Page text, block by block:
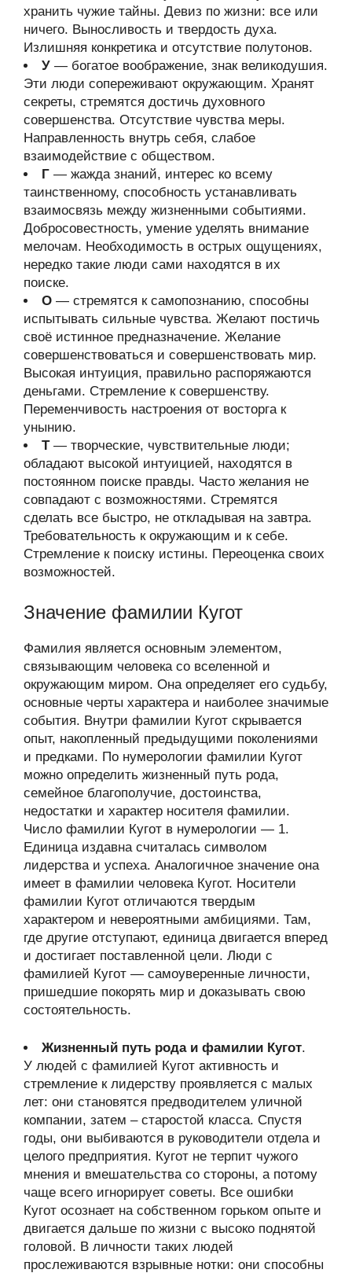
хранить чужие тайны. Девиз по жизни: все или
ничего. Выносливость и твердость духа.
Излишняя конкретика и отсутствие полутонов.
У — богатое воображение, знак великодушия.
Эти люди сопереживают окружающим. Хранят
секреты, стремятся достичь духовного
совершенства. Отсутствие чувства меры.
Направленность внутрь себя, слабое
взаимодействие с обществом.
Г — жажда знаний, интерес ко всему
таинственному, способность устанавливать
взаимосвязь между жизненными событиями.
Добросовестность, умение уделять внимание
мелочам. Необходимость в острых ощущениях,
нередко такие люди сами находятся в их
поиске.
О — стремятся к самопознанию, способны
испытывать сильные чувства. Желают постичь
своё истинное предназначение. Желание
совершенствоваться и совершенствовать мир.
Высокая интуиция, правильно распоряжаются
деньгами. Стремление к совершенству.
Переменчивость настроения от восторга к
унынию.
Т— творческие, чувствительные люди;
обладают высокой интуицией, находятся в
постоянном поиске правды. Часто желания не
совпадают с возможностями. Стремятся
сделать все быстро, не откладывая на завтра.
Требовательность к окружающим и к себе.
Стремление к поиску истины. Переоценка своих
возможностей.
Значение фамилии Кугот
Фамилия является основным элементом,
связывающим человека со вселенной и
окружающим миром. Она определяет его судьбу,
основные черты характера и наиболее значимые
события. Внутри фамилии Кугот скрывается
опыт, накопленный предыдущими поколениями
и предками. По нумерологии фамилии Кугот
можно определить жизненный путь рода,
семейное благополучие, достоинства,
недостатки и характер носителя фамилии.
Число фамилии Кугот в нумерологии — 1.
Единица издавна считалась символом
лидерства и успеха. Аналогичное значение она
имеет в фамилии человека Кугот. Носители
фамилии Кугот отличаются твердым
характером и невероятными амбициями. Там,
где другие отступают, единица двигается вперед
и достигает поставленной цели. Люди с
фамилией Кугот — самоуверенные личности,
пришедшие покорять мир и доказывать свою
состоятельность.
Жизненный путь рода и фамилии Кугот.
У людей с фамилией Кугот активность и
стремление к лидерству проявляется с малых
лет: они становятся предводителем уличной
компании, затем – старостой класса. Спустя
годы, они выбиваются в руководители отдела и
целого предприятия. Кугот не терпит чужого
мнения и вмешательства со стороны, а потому
чаще всего игнорирует советы. Все ошибки
Кугот осознает на собственном горьком опыте и
двигается дальше по жизни с высоко поднятой
головой. В личности таких людей
прослеживаются взрывные нотки: они способны